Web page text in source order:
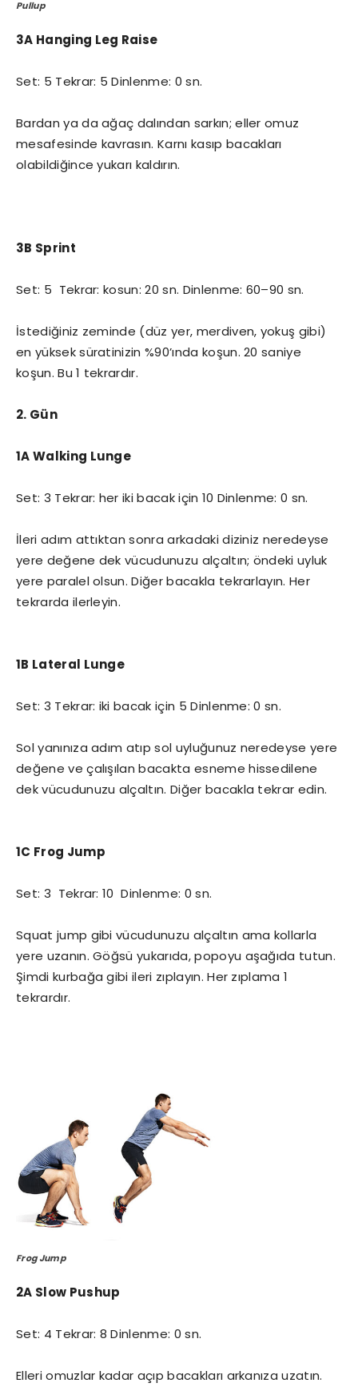
Pullup
3A Hanging Leg Raise
Set: 5 Tekrar: 5 Dinlenme: 0 sn.
Bardan ya da ağaç dalından sarkın; eller omuz
mesafesinde kavrasın. Karnı kasıp bacakları
olabildiğince yukarı kaldırın.
3B Sprint
Set: 5 Tekrar: kosun: 20 sn. Dinlenme: 60–90 sn.
İstediğiniz zeminde (düz yer, merdiven, yokuş gibi)
en yüksek süratinizin %90’ında koşun. 20 saniye
koşun. Bu 1 tekrardır.
2. Gün
1A Walking Lunge
Set: 3 Tekrar: her iki bacak için 10 Dinlenme: 0 sn.
İleri adım attıktan sonra arkadaki diziniz neredeyse
yere değene dek vücudunuzu alçaltın; öndeki uyluk
yere paralel olsun. Diğer bacakla tekrarlayın. Her
tekrarda ilerleyin.
1B Lateral Lunge
Set: 3 Tekrar: iki bacak için 5 Dinlenme: 0 sn.
Sol yanınıza adım atıp sol uyluğunuz neredeyse yere
değene ve çalışılan bacakta esneme hissedilene
dek vücudunuzu alçaltın. Diğer bacakla tekrar edin.
1C Frog Jump
Set: 3 Tekrar: 10 Dinlenme: 0 sn.
Squat jump gibi vücudunuzu alçaltın ama kollarla
yere uzanın. Göğsü yukarıda, popoyu aşağıda tutun.
Şimdi kurbağa gibi ileri zıplayın. Her zıplama 1
tekrardır.
Frog Jump
2A Slow Pushup
Set: 4 Tekrar: 8 Dinlenme: 0 sn.
Elleri omuzlar kadar açıp bacakları arkanıza uzatın.